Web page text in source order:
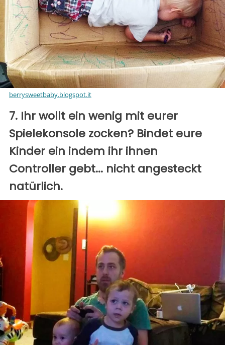
berrysweetbaby.blogspot.it
7. Ihr wollt ein wenig mit eurer
Spielekonsole zocken? Bindet eure
Kinder ein indem ihr ihnen
Controller gebt... nicht angesteckt
natürlich.